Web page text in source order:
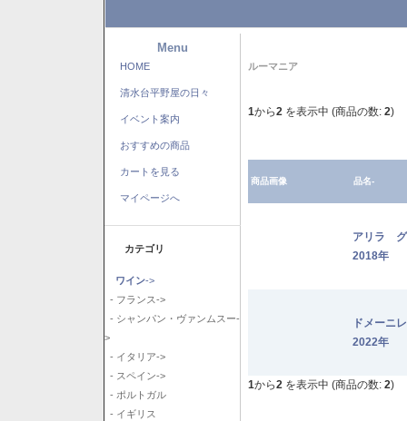
Menu
HOME
清水台平野屋の日々
イベント案内
おすすめの商品
カートを見る
マイページへ
カテゴリ
ワイン->
- フランス->
- シャンパン・ヴァンムスー-
>
- イタリア->
- スペイン->
- ポルトガル
- イギリス
ルーマニア
1から2 を表示中 (商品の数: 2)
商品画像 品名-
アリラ
2018年
ドメー
2022年
1から2 を表示中 (商品の数: 2)